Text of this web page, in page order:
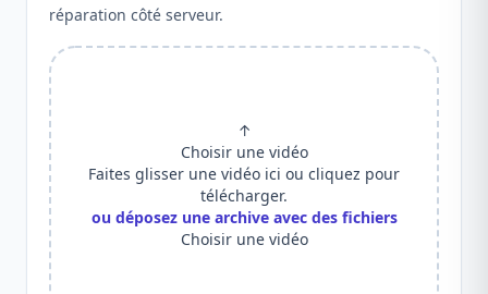
réparation côté serveur.
↑
Choisir une vidéo
Faites glisser une vidéo ici ou cliquez pour
télécharger.
ou déposez une archive avec des fichiers
Choisir une vidéo